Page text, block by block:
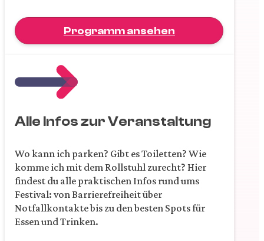
Programm ansehen
Alle Infos zur Veranstaltung
Wo kann ich parken? Gibt es Toiletten? Wie
komme ich mit dem Rollstuhl zurecht? Hier
findest du alle praktischen Infos rund ums
Festival: von Barrierefreiheit über
Notfallkontakte bis zu den besten Spots für
Essen und Trinken.